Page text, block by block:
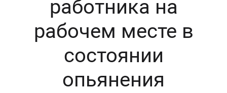
работника на
рабочем месте в
состоянии
опьянения